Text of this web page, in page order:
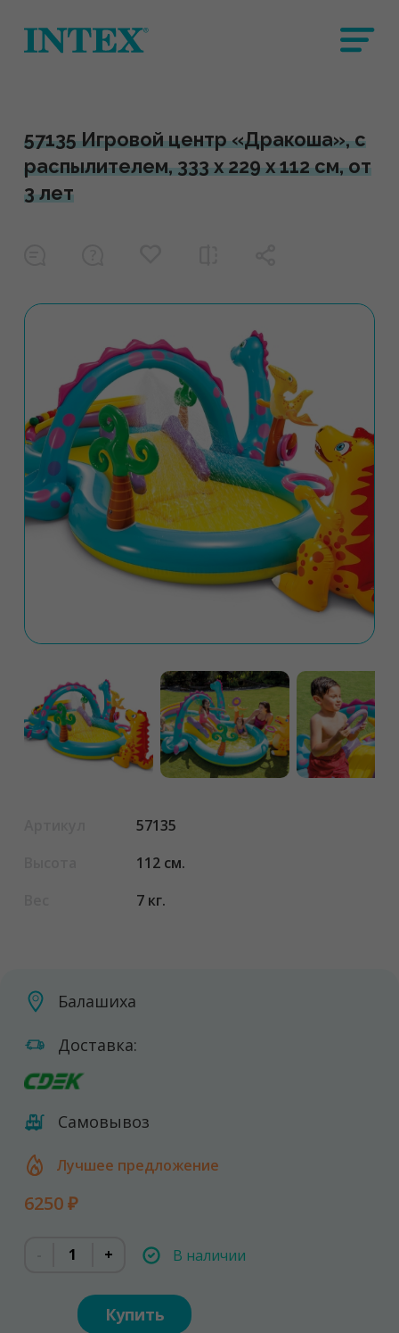
57135 Игровой центр «Дракоша», с
распылителем, 333 х 229 х 112 см, от
3 лет
57135
112 см.
7 кг.
Балашиха
Доставка:
Самовывоз
Лучшее предложение
6250 ₽
+ В наличии
Купить